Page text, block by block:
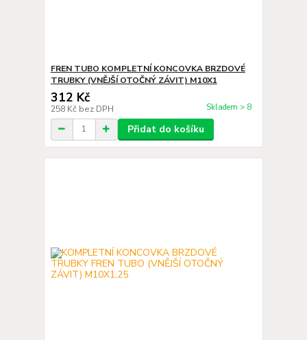
FREN TUBO KOMPLETNÍ KONCOVKA BRZDOVÉ
TRUBKY (VNĚJŠÍ OTOČNÝ ZÁVIT) M10X1
312 Kč
258 Kč bez DPH Skladem > 8
Přidat do košíku